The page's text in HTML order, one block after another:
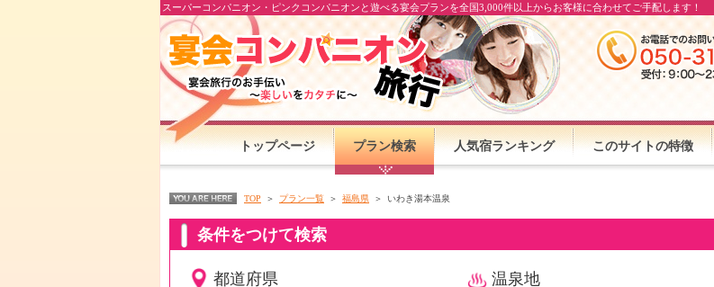
スーパーコンパニオン・ピンクコンパニオンと遊べる宴会プランを全国3,000件以上からお客様に合わせてご手配します！
トップページ プラン検索 人気宿ランキング このサイトの特徴
TOP プラン一覧 福島県 いわき湯本温泉
条件をつけて検索
都道府県 温泉地